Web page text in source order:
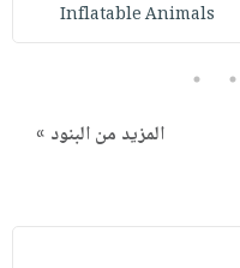
Inflatable Animals
4
5
المزيد من البنود »